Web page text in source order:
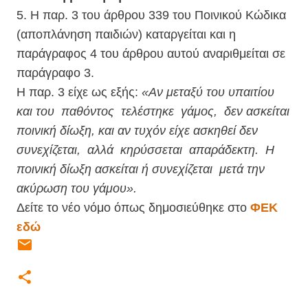
5. Η παρ. 3 του άρθρου 339 του Ποινικού Κώδικα
(αποπλάνηση παιδιών) καταργείται και η
παράγραφος 4 του άρθρου αυτού αναριθμείται σε
παράγραφο 3.
Η παρ. 3 είχε ως εξής: «Αν μεταξύ του υπαιτίου
και του παθόντος τελέστηκε γάμος, δεν ασκείται
ποινική δίωξη, και αν τυχόν είχε ασκηθεί δεν
συνεχίζεται, αλλά κηρύσσεται απαράδεκτη. Η
ποινική δίωξη ασκείται ή συνεχίζεται μετά την
ακύρωση του γάμου».
Δείτε το νέο νόμο όπως δημοσιεύθηκε στο ΦΕΚ
εδώ